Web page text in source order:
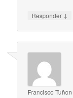
Responder ↓
Francisco Tuñon